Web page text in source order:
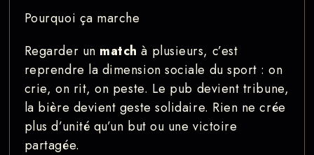
Pourquoi ça marche
Regarder un match à plusieurs, c’est
reprendre la dimension sociale du sport : on
crie, on rit, on peste. Le pub devient tribune,
la bière devient geste solidaire. Rien ne crée
plus d’unité qu’un but ou une victoire
partagée.